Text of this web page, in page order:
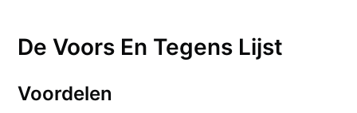
De Voors En Tegens Lijst
Voordelen